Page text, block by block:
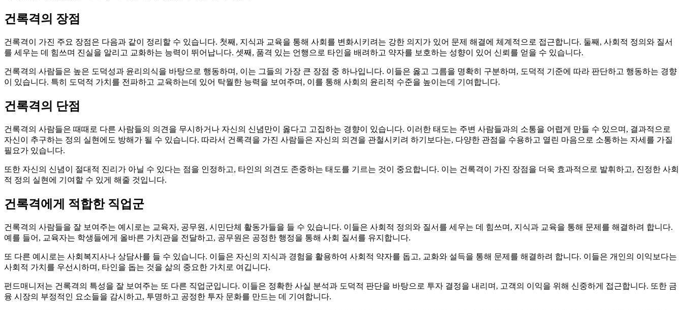
건록격의 장점
건록격이 가진 주요 장점은 다음과 같이 정리할 수 있습니다. 첫째, 지식과 교육을 통해 사회를 변화시키려는 강한 의지가 있어 문제 해결에 체계적으로 접근합니다. 둘째, 사회적 정의와 질서
를 세우는 데 힘쓰며 진실을 알리고 교화하는 능력이 뛰어납니다. 셋째, 품격 있는 언행으로 타인을 배려하고 약자를 보호하는 성향이 있어 신뢰를 얻을 수 있습니다.
건록격의 사람들은 높은 도덕성과 윤리의식을 바탕으로 행동하며, 이는 그들의 가장 큰 장점 중 하나입니다. 이들은 옳고 그름을 명확히 구분하며, 도덕적 기준에 따라 판단하고 행동하는 경향
이 있습니다. 특히 도덕적 가치를 전파하고 교육하는데 있어 탁월한 능력을 보여주며, 이를 통해 사회의 윤리적 수준을 높이는데 기여합니다.
건록격의 단점
건록격의 사람들은 때때로 다른 사람들의 의견을 무시하거나 자신의 신념만이 옳다고 고집하는 경향이 있습니다. 이러한 태도는 주변 사람들과의 소통을 어렵게 만들 수 있으며, 결과적으로
자신이 추구하는 정의 실현에도 방해가 될 수 있습니다. 따라서 건록격을 가진 사람들은 자신의 의견을 관철시키려 하기보다는, 다양한 관점을 수용하고 열린 마음으로 소통하는 자세를 가질
필요가 있습니다.
또한 자신의 신념이 절대적 진리가 아닐 수 있다는 점을 인정하고, 타인의 의견도 존중하는 태도를 기르는 것이 중요합니다. 이는 건록격이 가진 장점을 더욱 효과적으로 발휘하고, 진정한 사회
적 정의 실현에 기여할 수 있게 해줄 것입니다.
건록격에게 적합한 직업군
건록격의 사람들을 잘 보여주는 예시로는 교육자, 공무원, 시민단체 활동가들을 들 수 있습니다. 이들은 사회적 정의와 질서를 세우는 데 힘쓰며, 지식과 교육을 통해 문제를 해결하려 합니다.
예를 들어, 교육자는 학생들에게 올바른 가치관을 전달하고, 공무원은 공정한 행정을 통해 사회 질서를 유지합니다.
또 다른 예시로는 사회복지사나 상담사를 들 수 있습니다. 이들은 자신의 지식과 경험을 활용하여 사회적 약자를 돕고, 교화와 설득을 통해 문제를 해결하려 합니다. 이들은 개인의 이익보다는
사회적 가치를 우선시하며, 타인을 돕는 것을 삶의 중요한 가치로 여깁니다.
펀드매니저는 건록격의 특성을 잘 보여주는 또 다른 직업군입니다. 이들은 정확한 사실 분석과 도덕적 판단을 바탕으로 투자 결정을 내리며, 고객의 이익을 위해 신중하게 접근합니다. 또한 금
융 시장의 부정적인 요소들을 감시하고, 투명하고 공정한 투자 문화를 만드는 데 기여합니다.